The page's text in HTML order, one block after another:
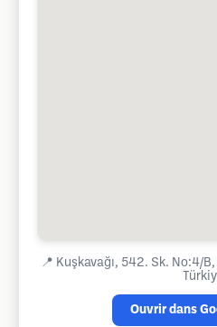
📍 Kuşkavağı, 542. Sk. No:4/
Ouvrir dans